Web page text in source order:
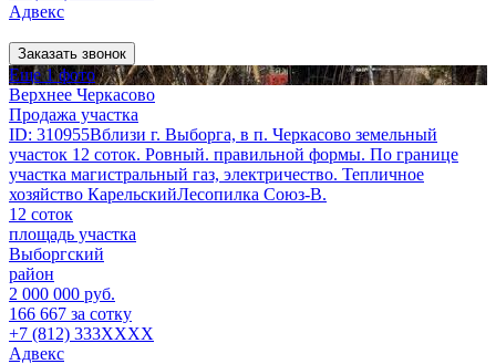
Адвекс
Заказать звонок
Еще 1 фото
Верхнее Черкасово
Продажа участка
ID: 310955Вблизи г. Выборга, в п. Черкасово земельный
участок 12 соток. Ровный. правильной формы. По границе
участка магистральный газ, электричество. Тепличное
хозяйство КарельскийЛесопилка Союз-В.
12 соток
площадь участка
Выборгский
район
2 000 000 руб.
166 667 за сотку
+7 (812) 333XXXX
Адвекс